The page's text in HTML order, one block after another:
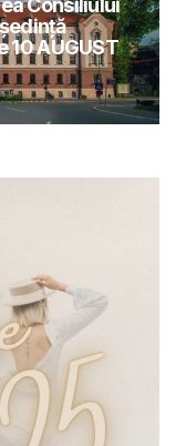
Consiliului
AUGUST